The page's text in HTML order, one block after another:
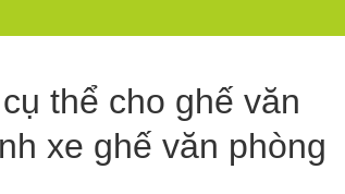
thể cho ghế văn
xe ghế văn phòng